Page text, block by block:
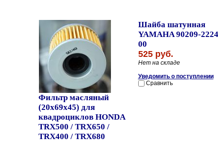
Фильтр масляный
(20x69x45) для
квадроциклов HONDA
TRX500 / TRX650 /
TRX400 / TRX680
Шайба шатунная
YAMAHA 90209-
00
525 руб.
Нет на складе
Уведомить о поступлении
Сравнить